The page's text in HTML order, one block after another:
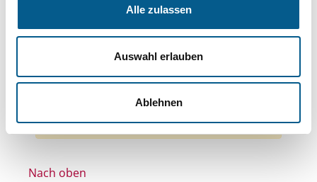
Alle zulassen
Auswahl erlauben
Ablehnen
Themen: Wohltätige Zwecke
Themen: Kirchliche Zwecke
Themen: Bürgerschaftliches Engagement
Alle Filter entfernen
Nach oben